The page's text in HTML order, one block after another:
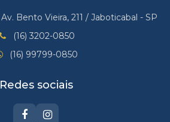
Bento Vieira, 211 / Jaboticabal - SP
(16) 3202-0850
(16) 99799-0850
Redes sociais